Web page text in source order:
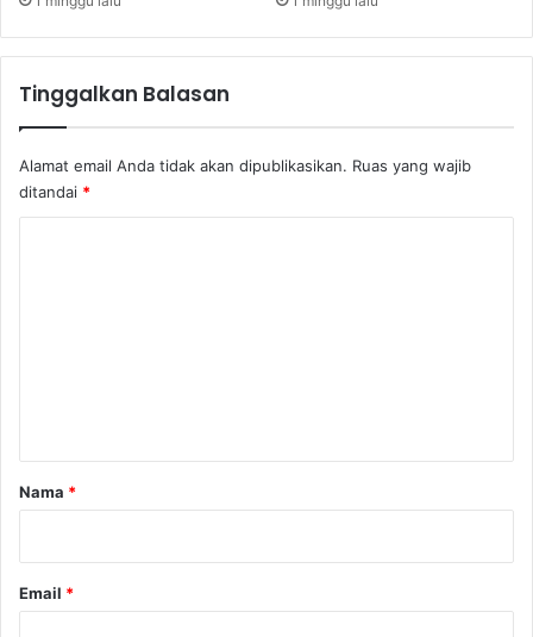
a
s
Tinggalkan Balasan
Alamat email Anda tidak akan dipublikasikan. Ruas yang wajib
ditandai *
rNama *
Email *